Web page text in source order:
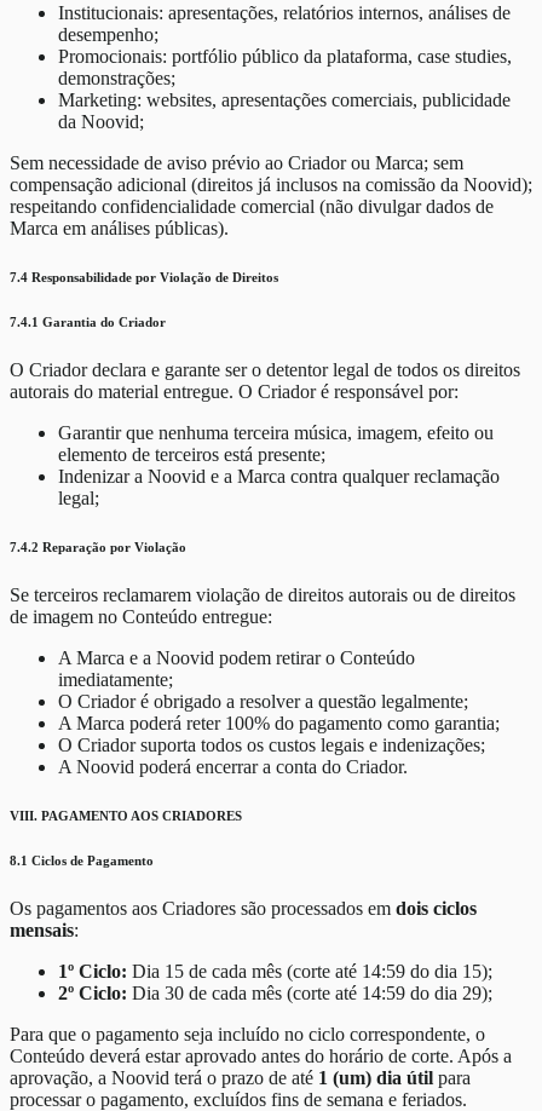
Institucionais: apresentações, relatórios internos, análises de
desempenho;
Promocionais: portfólio público da plataforma, case studies,
demonstrações;
Marketing: websites, apresentações comerciais, publicidade
da Noovid;
Sem necessidade de aviso prévio ao Criador ou Marca; sem
compensação adicional (direitos já inclusos na comissão da Noovid);
respeitando confidencialidade comercial (não divulgar dados de
Marca em análises públicas).
7.4 Responsabilidade por Violação de Direitos
7.4.1 Garantia do Criador
O Criador declara e garante ser o detentor legal de todos os direitos
autorais do material entregue. O Criador é responsável por:
Garantir que nenhuma terceira música, imagem, efeito ou
elemento de terceiros está presente;
Indenizar a Noovid e a Marca contra qualquer reclamação
legal;
7.4.2 Reparação por Violação
Se terceiros reclamarem violação de direitos autorais ou de direitos
de imagem no Conteúdo entregue:
A Marca e a Noovid podem retirar o Conteúdo
imediatamente;
O Criador é obrigado a resolver a questão legalmente;
A Marca poderá reter 100% do pagamento como garantia;
O Criador suporta todos os custos legais e indenizações;
A Noovid poderá encerrar a conta do Criador.
VIII. PAGAMENTO AOS CRIADORES
8.1 Ciclos de Pagamento
Os pagamentos aos Criadores são processados em dois ciclos
mensais:
1º Ciclo: Dia 15 de cada mês (corte até 14:59 do dia 15);
2º Ciclo: Dia 30 de cada mês (corte até 14:59 do dia 29);
Para que o pagamento seja incluído no ciclo correspondente, o
Conteúdo deverá estar aprovado antes do horário de corte. Após a
aprovação, a Noovid terá o prazo de até 1 (um) dia útil para
processar o pagamento, excluídos fins de semana e feriados.